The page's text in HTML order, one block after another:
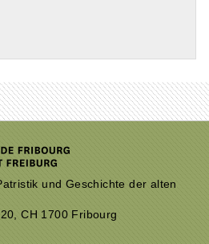
und Geschichte der alten
CH 1700 Fribourg